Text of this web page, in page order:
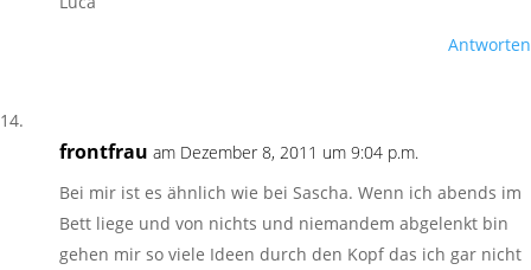
Antworten
frontfrau am Dezember 8, 2011 um 9:04 p.m.
Bei mir ist es ähnlich wie bei Sascha. Wenn ich abends im
Bett liege und von nichts und niemandem abgelenkt bin
gehen mir so viele Ideen durch den Kopf das ich gar nicht